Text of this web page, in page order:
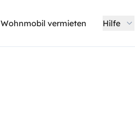
Wohnmobil vermieten Hilfe